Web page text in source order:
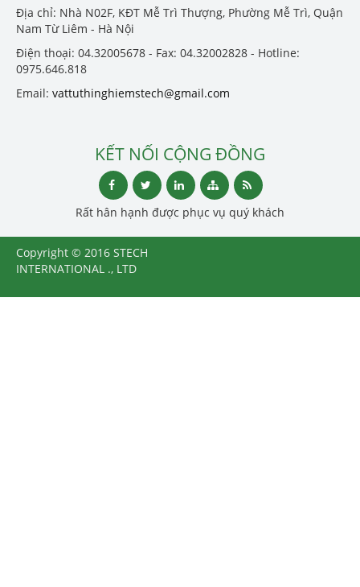
Địa chỉ: Nhà N02F, KĐT Mễ Trì Thượng, Phường Mễ Trì, Quận
Nam Từ Liêm - Hà Nội
Điện thoại: 04.32005678 - Fax: 04.32002828 - Hotline:
0975.646.818
Email: vattuthinghiemstech@gmail.com
KẾT NỐI CỘNG ĐỒNG
Rất hân hạnh được phục vụ quý khách
Copyright © 2016 STECH
INTERNATIONAL ., LTD